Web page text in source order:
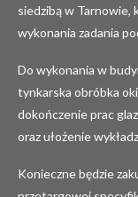
siedzibą w Tarnowie,
wykonania zadania
Do wykonania w
tynkarska obróbka
dokończenie prac
oraz ułożenie
Konieczne będzie